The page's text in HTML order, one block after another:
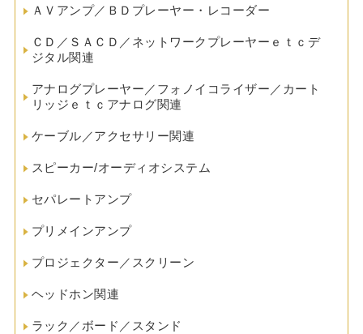
ＡＶアンプ／ＢＤプレーヤー・レコーダー
ＣＤ／ＳＡＣＤ／ネットワークプレーヤーｅｔｃデ
ジタル関連
アナログプレーヤー／フォノイコライザー／カート
リッジｅｔｃアナログ関連
ケーブル／アクセサリー関連
スピーカー/オーディオシステム
セパレートアンプ
プリメインアンプ
プロジェクター／スクリーン
ヘッドホン関連
ラック／ボード／スタンド